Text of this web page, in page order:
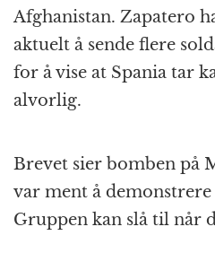
Afghanistan. Zapatero
aktuelt å sende flere
for å vise at Spania tar
alvorlig.
Brevet sier bomben på
var ment å demonstrere
Gruppen kan slå til når